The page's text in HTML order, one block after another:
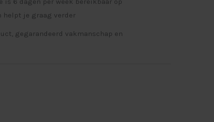
helpt je graag verder
gegarandeerd vakmanschap en